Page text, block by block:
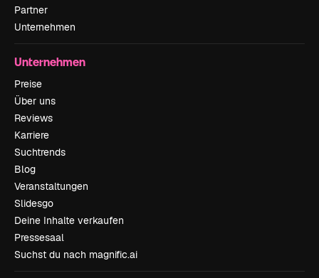
Partner
Unternehmen
Unternehmen
Preise
Über uns
Reviews
Karriere
Suchtrends
Blog
Veranstaltungen
Slidesgo
Deine Inhalte verkaufen
Pressesaal
Suchst du nach magnific.ai